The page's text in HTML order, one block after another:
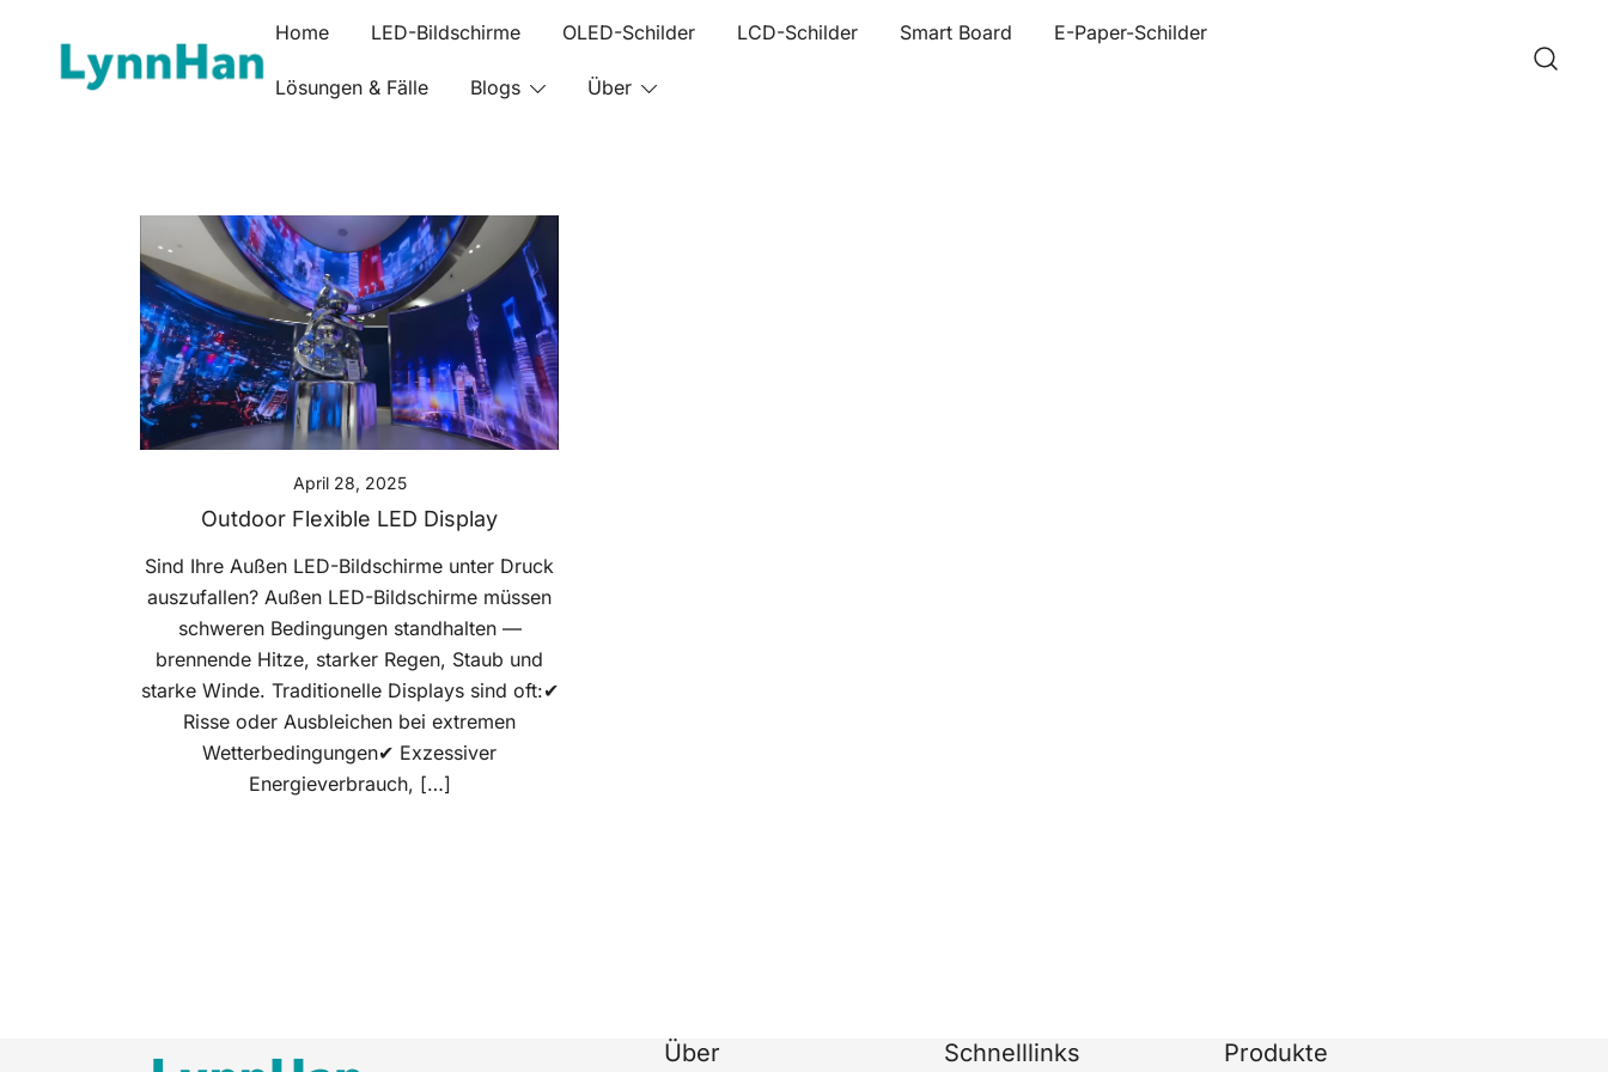
Home LED-Bildschirme OLED-Schilder LCD-Schilder Smart Board E-Paper-Schilder
Lösungen & Fälle Blogs Über
April 28, 2025
Outdoor Flexible LED Display
Sind Ihre Außen LED-Bildschirme unter Druck
auszufallen? Außen LED-Bildschirme müssen
schweren Bedingungen standhalten —
brennende Hitze, starker Regen, Staub und
starke Winde. Traditionelle Displays sind oft:✔
Risse oder Ausbleichen bei extremen
Wetterbedingungen✔ Exzessiver
Energieverbrauch, […]
Über Schnelllinks Produkte